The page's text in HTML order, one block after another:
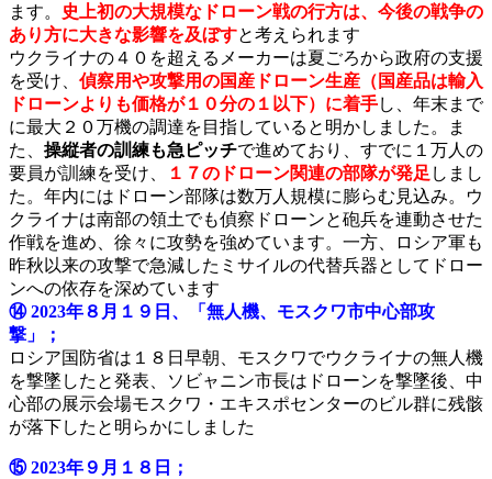
ます。
史上初の大規模なドローン戦の行方は、今後の戦争の
あり方に大きな影響を及ぼすと考えられます
ウクライナの４０を超えるメーカーは夏ごろから政府の支援
を受け、 偵察用や攻撃用の国産ドローン生産（国産品は輸入
ドローンよりも価格が１０分の１以下）に着手し、年末まで
に最大２０万機の調達を目指していると明かしました。ま
た、 操縦者の訓練も急ピッチで進めており、すでに１万人の
要員が訓練を受け、
１７のドローン関連の部隊が発足 しまし
た。年内にはドローン部隊は数万人規模に膨らむ見込み。ウ
クライナは南部の領土でも偵察ドローンと砲兵を連動させた
作戦を進め、徐々に攻勢を強めています。一方、ロシア軍も
昨秋以来の攻撃で急減したミサイルの代替兵器としてドロー
ンへの依存を深めています
⑭ 2023年８月１９日、「無人機、モスクワ市中心部攻
撃」；
ロシア国防省は１８日早朝、モスクワでウクライナの無人機
を撃墜したと発表、ソビャニン市長はドローンを撃墜後、中
心部の展示会場モスクワ・エキスポセンターのビル群に残骸
が落下したと明らかにしました
⑮ 2023年９月１８日；